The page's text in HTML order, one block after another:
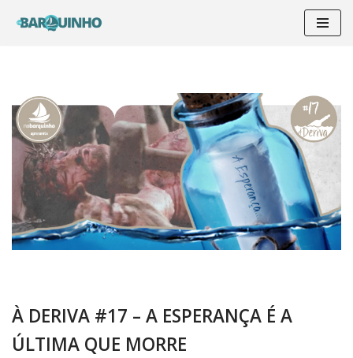
conteúdo
À DERIVA #17 – A ESPERANÇA É A
ÚLTIMA QUE MORRE